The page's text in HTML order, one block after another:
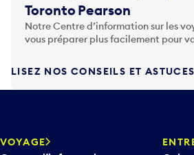
Toronto Pearson
Notre Centre d’information sur les
vous préparer plus facilement pour
LISEZ NOS CONSEILS ET ASTUCES
VOYAGE